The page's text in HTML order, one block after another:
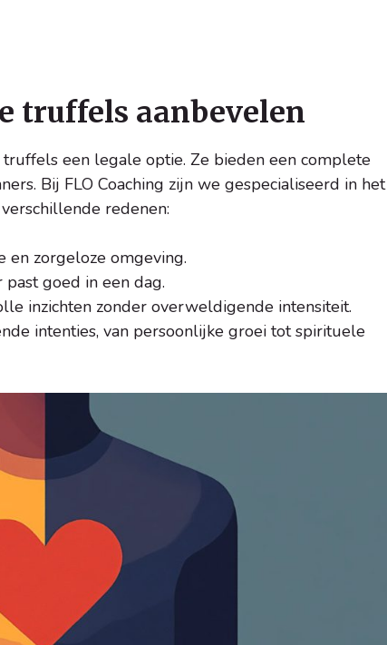
truffels aanbevelen
een legale optie. Ze bieden een complete
Bij FLO Coaching zijn we gespecialiseerd in het
redenen:
en zorgeloze omgeving.
goed in een dag.
inzichten zonder overweldigende intensiteit.
intenties, van persoonlijke groei tot spirituele